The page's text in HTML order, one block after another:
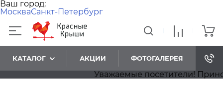
Ваш город:
МоскваСанкт-Петербург
КАТАЛОГ АКЦИИ ФОТОГАЛЕРЕЯ
Уважаемые посетители!